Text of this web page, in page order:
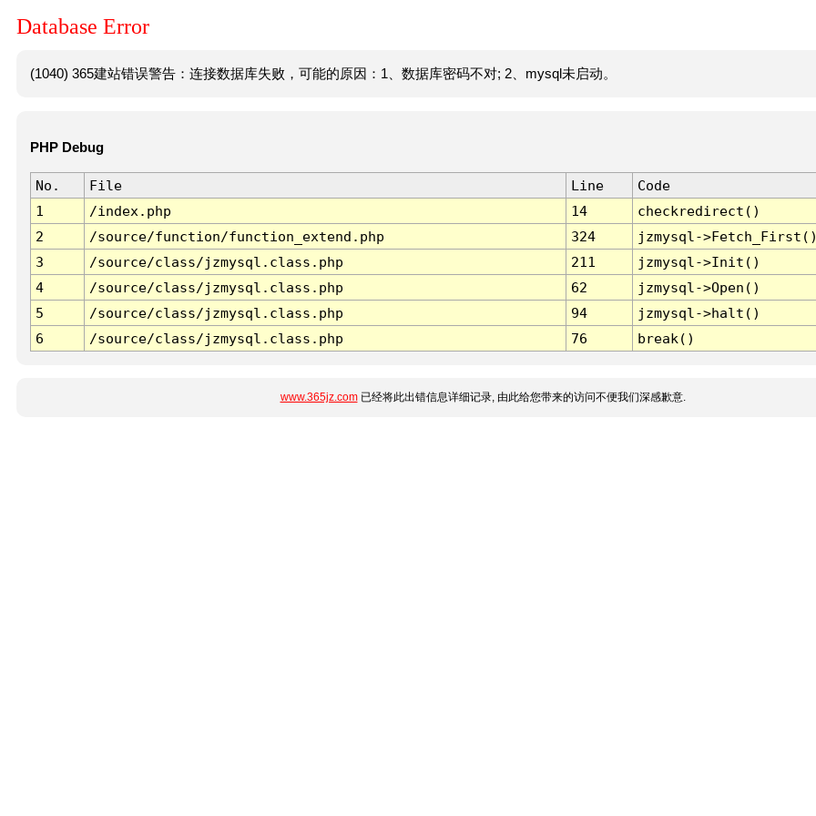
Database Error
(1040) 365建站错误警告：连接数据库失败，可能的原因：1、数据库密码不对; 2、mysql未启动。
PHP Debug
No. File Line
Code
1
/index.php 14
checkredirect()
2
/source/function/function_extend.php 324
jzmysql-
3
/source/class/jzmysql.class.php 211
jzmysql->Init()
4
/source/class/jzmysql.class.php 62
jzmysql->Open()
5
/source/class/jzmysql.class.php 94
jzmysql->halt()
6
/source/class/jzmysql.class.php 76 break()
www.365jz.com已经将此出错信息详细记录, 由此给您带来的访问不便我们深感歉意.